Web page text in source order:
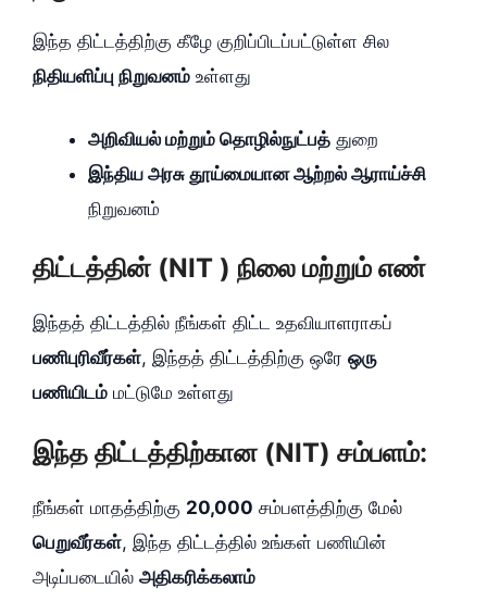
இந்த திட்டத்திற்கு கீழே குறிப்பிடப்பட்டுள்ள சில
நிதியளிப்பு நிறுவனம் உள்ளது
அறிவியல் மற்றும் தொழில்நுட்பத் துறை
இந்திய அரசு தூய்மையான ஆற்றல் ஆராய்ச்சி
நிறுவனம்
திட்டத்தின் (NIT ) நிலை மற்றும் எண்
இந்தத் திட்டத்தில் நீங்கள் திட்ட உதவியாளராகப்
பணிபுரிவீர்கள், இந்தத் திட்டத்திற்கு ஒரே ஒரு
பணியிடம் மட்டுமே உள்ளது
இந்த திட்டத்திற்கான (NIT) சம்பளம்:
நீங்கள் மாதத்திற்கு 20,000 சம்பளத்திற்கு மேல்
பெறுவீர்கள், இந்த திட்டத்தில் உங்கள் பணியின்
அடிப்படையில் அதிகரிக்கலாம்